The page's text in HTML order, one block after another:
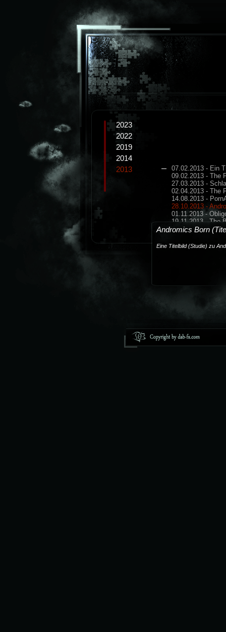
Andromics Born
Eine Titelbild (Studie) zu
2023
2022
2019
2014
2013
07.02.2013 - Ein
09.02.2013 - The
27.03.2013 -
02.04.2013 - The
14.08.2013 -
28.10.2013 -
01.11.2013 -
19.11.2013 - The
27.11.2013 -